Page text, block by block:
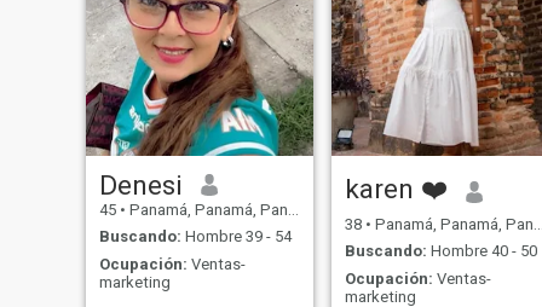
Jóvenes.. No estoy para
perder el tiempo.
Denesi
45 • Panamá, Panamá, Panamá
Buscando: Hombre 39 - 54
Ocupación: Ventas-
marketing
karen ❤️
38 • Panamá, Panamá, Panamá
Buscando: Hombre 40 - 50
Ocupación: Ventas-
marketing